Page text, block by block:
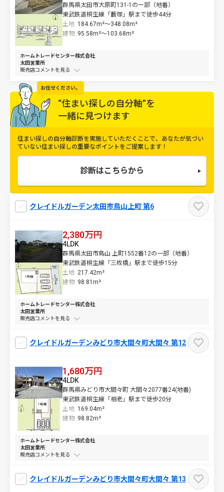
群馬県太田市大原町131-1のー部（地番）
東武鉄道桐生線「藪塚」駅まで徒歩44分
土地 184.67m²～348.08m²
建物 95.58m²～103.68m²
ホームトレードセンター株式会社
太田営業所
販売店コメントを
クレイドルガーデン太田市鳥山上町 第6
2,380万円
群馬県太田市鳥山 上町1552番12の一部（地番）
東武鉄道桐生線「三枚橋」駅まで徒歩15分
土地 217.42m²
4LDK
建物 98.81m²
ホームトレードセンター株式会社
太田営業所
販売店コメントを
クレイドルガーデンみどり市大間々町大間々 第12
1,680万円
群馬県みどり市大間々町 大間々2077番24(地番)
東武鉄道桐生線「相老」駅まで徒歩20分
土地 169.04m²
4LDK
建物 98.82m²
ホームトレードセンター株式会社
太田営業所
販売店コメントを
クレイドルガーデンみどり市大間々町大間々 第13
お任せください。
“住まい探しの自分軸”を
一緒に見つけます
住まい探しの自分軸診断を実施していただくことで、 あなたが気づい
ていない住まい探しの重要なポイントをご提案します！
診断はこちらから